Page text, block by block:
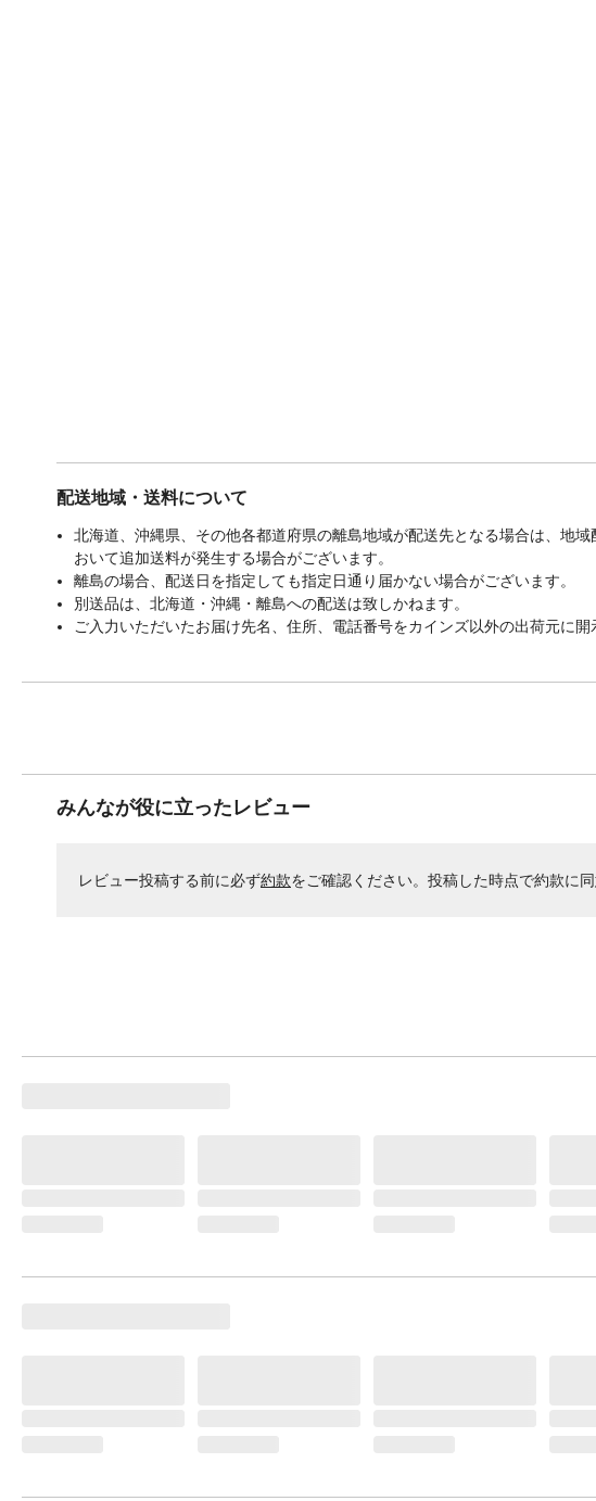
配送地域・送料について
北海道、沖縄県、その他各都道府県の離島地域が配送先となる場合は、地
おいて追加送料が発生する場合がございます。
離島の場合、配送日を指定しても指定日通り届かない場合がございます。
別送品は、北海道・沖縄・離島への配送は致しかねます。
ご入力いただいたお届け先名、住所、電話番号をカインズ以外の出荷元に
みんなが役に立ったレビュー
レビュー投稿する前に必ず約款をご確認ください。投稿した時点で約款に